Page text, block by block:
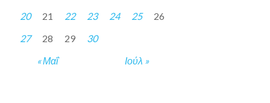
« Μαΐ Ιούλ »
20
21 22 23 24 25
26
27
28 29 30